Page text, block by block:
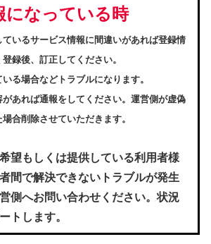
になっている時
いるサービス情報に間違いがあれば登録情
録後、訂正してください。
る場合などトラブルになります。
があれば通報をしてください。運営側が虚偽
合削除させていただきます。
望もしくは提供している利用者様
間で解決できないトラブルが発生
側へお問い合わせください。状況
トします。